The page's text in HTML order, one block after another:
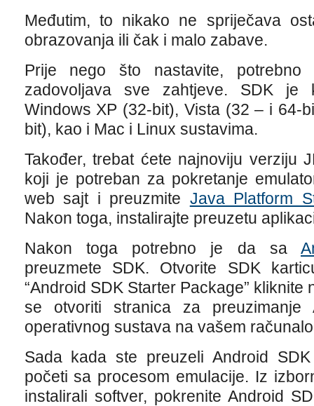
Međutim, to nikako ne spriječava
obrazovanja ili čak i malo zabave.
Prije nego što nastavite,
zadovoljava sve zahtjeve. SDK je
Windows XP (32-bit), Vista (32 – i 64-
bit), kao i Mac i Linux sustavima.
Također, trebat ćete najnoviju verziju
koji je potreban za pokretanje
web sajt i preuzmite Java Platform
Nakon toga, instalirajte preuzetu
Nakon toga potrebno je da sa
preuzmete SDK. Otvorite SDK
“Android SDK Starter Package” kliknite
se otvoriti stranica za preuzimanje
operativnog sustava na vašem
Sada kada ste preuzeli Android
početi sa procesom emulacije. Iz
instalirali softver, pokrenite Android